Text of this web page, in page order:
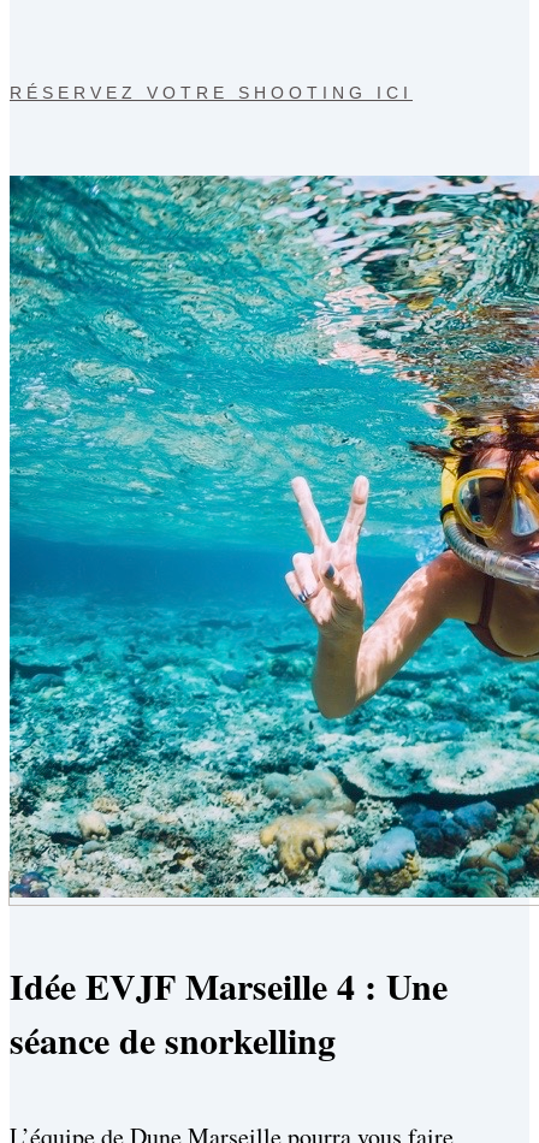
RÉSERVEZ VOTRE SHOOTING ICI
Idée EVJF Marseille 4 : Une
séance de snorkelling
L’équipe de Dune Marseille pourra vous faire